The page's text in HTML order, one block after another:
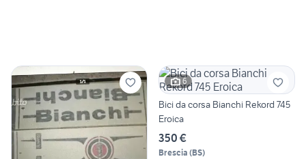
6
Bici da corsa Bianchi Rekord 745
Eroica
350 €
Brescia (BS)